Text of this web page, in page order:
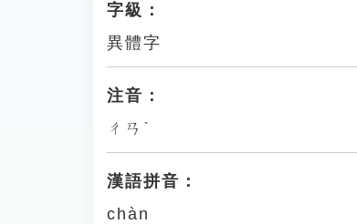
字級：
異體字
注音：
ㄔㄢˋ
漢語拼音：
chàn